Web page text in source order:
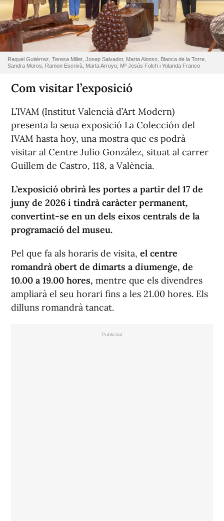
Raquel Gutiérrez, Teresa Millet, Josep Salvador, Marta Alonso, Blanca de la Torre,
Sandra Moros, Ramon Escrivà, Marta Arroyo, Mª Jesús Folch i Yolanda Franco
Com visitar l’exposició
L’IVAM (Institut Valencià d’Art Modern)
presenta la seua exposició La Colección del
IVAM hasta hoy, una mostra que es podrà
visitar al Centre Julio González, situat al carrer
Guillem de Castro, 118, a València.
L’exposició obrirà les portes a partir del 17 de
juny de 2026 i tindrà caràcter permanent,
convertint-se en un dels eixos centrals de la
programació del museu.
Pel que fa als horaris de visita, el centre
romandrà obert de dimarts a diumenge, de
10.00 a 19.00 hores, mentre que els divendres
ampliarà el seu horari fins a les 21.00 hores. Els
dilluns romandrà tancat.